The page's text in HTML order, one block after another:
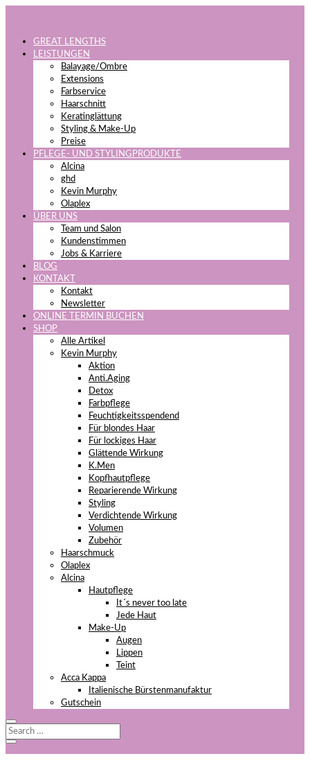
GREAT LENGTHS
LEISTUNGEN
Balayage/Ombre
Extensions
Farbservice
Haarschnitt
Keratinglättung
Styling & Make-Up
Preise
PFLEGE- UND STYLINGPRODUKTE
Alcina
ghd
Kevin Murphy
Olaplex
ÜBER UNS
Team und Salon
Kundenstimmen
Jobs & Karriere
BLOG
KONTAKT
Kontakt
Newsletter
ONLINE TERMIN BUCHEN
SHOP
Alle Artikel
Kevin Murphy
Aktion
Anti.Aging
Detox
Farbpflege
Feuchtigkeitsspendend
Für blondes Haar
Für lockiges Haar
Glättende Wirkung
K.Men
Kopfhautpflege
Reparierende Wirkung
Styling
Verdichtende Wirkung
Volumen
Zubehör
Haarschmuck
Olaplex
Alcina
Hautpflege
It´s never too late
Jede Haut
Make-Up
Augen
Lippen
Teint
Acca Kappa
Italienische Bürstenmanufaktur
Gutschein